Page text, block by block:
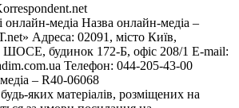
онлайн-медіа Назва онлайн-медіа –
Адреса: 02091, місто Київ,
будинок 172-Б, офіс 208/1 E-mail:
Телефон: 044-205-43-00
– R40-06068
яких матеріалів, розміщених на